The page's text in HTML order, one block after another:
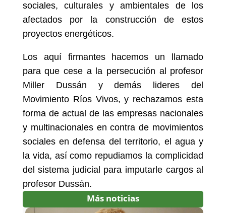
sociales, culturales y ambientales de los
afectados por la construcción de estos
proyectos energéticos.
Los aquí firmantes hacemos un llamado
para que cese a la persecución al profesor
Miller Dussán y demás lideres del
Movimiento Ríos Vivos, y rechazamos esta
forma de actual de las empresas nacionales
y multinacionales en contra de movimientos
sociales en defensa del territorio, el agua y
la vida, así como repudiamos la complicidad
del sistema judicial para imputarle cargos al
profesor Dussán.
Más noticias